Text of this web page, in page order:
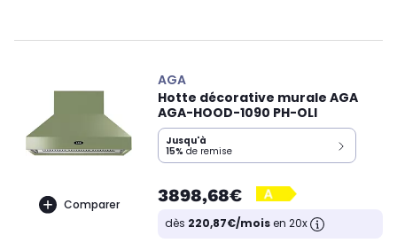
Comparer
AGA
Hotte décorative murale AGA
AGA-HOOD-1090 PH-OLI
Jusqu'à
15% de remise
3898,68€
dès 220,87€/moisen 20x